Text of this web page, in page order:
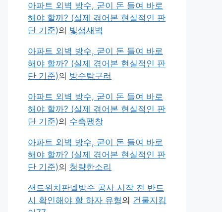
아파트 외벽 방수, 굳이 돈 들여 바로
해야 할까? (실제 겪어본 현실적인 판
단 기준)의 빛샘새벽
아파트 외벽 방수, 굳이 돈 들여 바로
해야 할까? (실제 겪어본 현실적인 판
단 기준)의 방수탐구러
아파트 외벽 방수, 굳이 돈 들여 바로
해야 할까? (실제 겪어본 현실적인 판
단 기준)의 수축팽창
아파트 외벽 방수, 굳이 돈 들여 바로
해야 할까? (실제 겪어본 현실적인 판
단 기준)의 청량한소리
샌드위치판넬방수 공사 시작 전 반드
시 확인해야 할 하자 유형의 건물지킴